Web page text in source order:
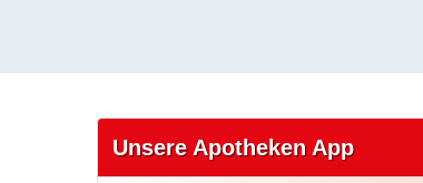
Unsere Apotheken App